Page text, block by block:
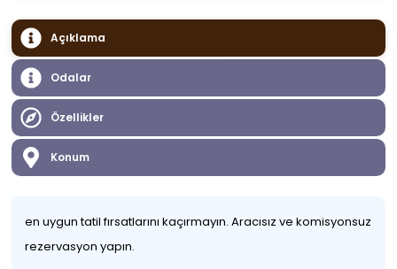
Açıklama
Odalar
Özellikler
Konum
en uygun tatil fırsatlarını kaçırmayın. Aracısız ve komisyonsuz
rezervasyon yapın.